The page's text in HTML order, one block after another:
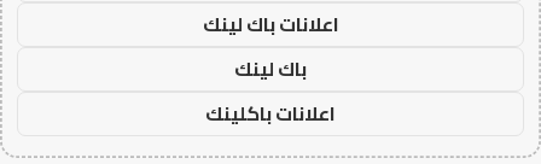
اعلانات باك لينك
باك لينك
اعلانات باكلينك